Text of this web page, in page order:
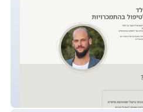
Psychologist Practice Website